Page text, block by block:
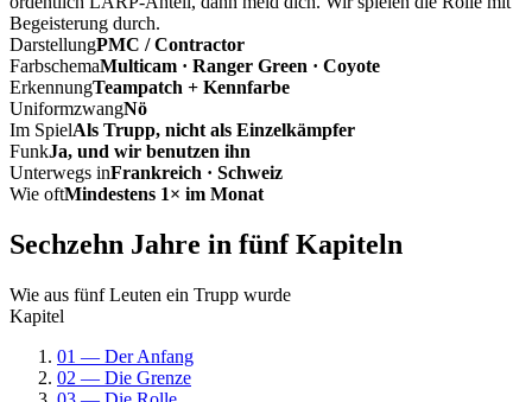
Begeisterung durch.
DarstellungPMC / Contractor
FarbschemaMulticam · Ranger Green · Coyote
ErkennungTeampatch + Kennfarbe
UniformzwangNö
Im SpielAls Trupp, nicht als Einzelkämpfer
FunkJa, und wir benutzen ihn
Unterwegs inFrankreich · Schweiz
Wie oftMindestens 1× im Monat
Sechzehn Jahre in fünf Kapiteln
Wie aus fünf Leuten ein Trupp wurde
Kapitel
01 — Der Anfang
02 — Die Grenze